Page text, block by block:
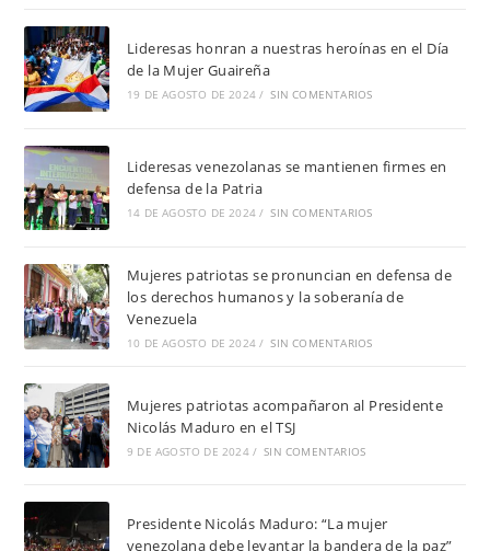
Lideresas honran a nuestras heroínas en el Día
de la Mujer Guaireña
19 DE AGOSTO DE 2024 / SIN COMENTARIOS
Lideresas venezolanas se mantienen firmes en
defensa de la Patria
14 DE AGOSTO DE 2024 / SIN COMENTARIOS
Mujeres patriotas se pronuncian en defensa de
los derechos humanos y la soberanía de
Venezuela
10 DE AGOSTO DE 2024 / SIN COMENTARIOS
Mujeres patriotas acompañaron al Presidente
Nicolás Maduro en el TSJ
9 DE AGOSTO DE 2024 / SIN COMENTARIOS
Presidente Nicolás Maduro: “La mujer
venezolana debe levantar la bandera de la paz”